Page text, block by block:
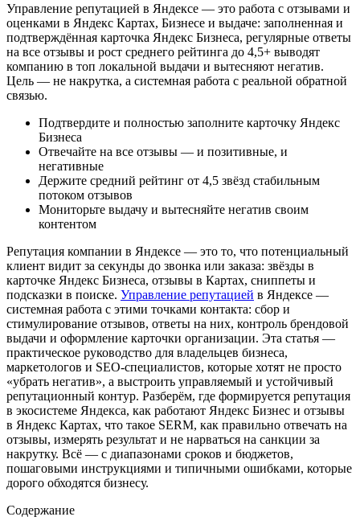
Управление репутацией в Яндексе — это работа с отзывами и
оценками в Яндекс Картах, Бизнесе и выдаче: заполненная и
подтверждённая карточка Яндекс Бизнеса, регулярные ответы
на все отзывы и рост среднего рейтинга до 4,5+ выводят
компанию в топ локальной выдачи и вытесняют негатив.
Цель — не накрутка, а системная работа с реальной обратной
связью.
Подтвердите и полностью заполните карточку Яндекс
Бизнеса
Отвечайте на все отзывы — и позитивные, и
негативные
Держите средний рейтинг от 4,5 звёзд стабильным
потоком отзывов
Мониторьте выдачу и вытесняйте негатив своим
контентом
Репутация компании в Яндексе — это то, что потенциальный
клиент видит за секунды до звонка или заказа: звёзды в
карточке Яндекс Бизнеса, отзывы в Картах, сниппеты и
подсказки в поиске. Управление репутацией в Яндексе —
системная работа с этими точками контакта: сбор и
стимулирование отзывов, ответы на них, контроль брендовой
выдачи и оформление карточки организации. Эта статья —
практическое руководство для владельцев бизнеса,
маркетологов и SEO-специалистов, которые хотят не просто
«убрать негатив», а выстроить управляемый и устойчивый
репутационный контур. Разберём, где формируется репутация
в экосистеме Яндекса, как работают Яндекс Бизнес и отзывы
в Яндекс Картах, что такое SERM, как правильно отвечать на
отзывы, измерять результат и не нарваться на санкции за
накрутку. Всё — с диапазонами сроков и бюджетов,
пошаговыми инструкциями и типичными ошибками, которые
дорого обходятся бизнесу.
Содержание